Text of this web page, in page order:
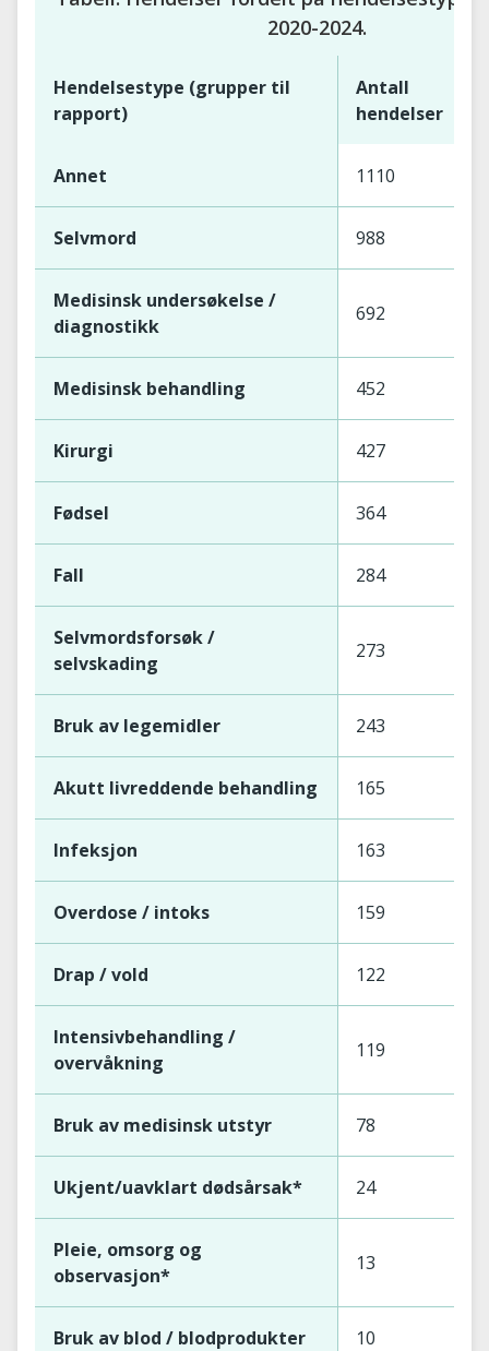
2020-2024.
Hendelsestype (grupper til
rapport)
Antall
hendelser
Annet 1110
Selvmord 988
Medisinsk undersøkelse /
diagnostikk
692
Medisinsk behandling 452
Kirurgi 427
Fødsel 364
Fall 284
Selvmordsforsøk /
selvskading
273
Bruk av legemidler 243
Akutt livreddende behandling 165
Infeksjon 163
Overdose / intoks 159
Drap / vold 122
Intensivbehandling /
overvåkning
119
Bruk av medisinsk utstyr 78
Ukjent/uavklart dødsårsak* 24
Pleie, omsorg og
observasjon*
13
Bruk av blod / blodprodukter 10